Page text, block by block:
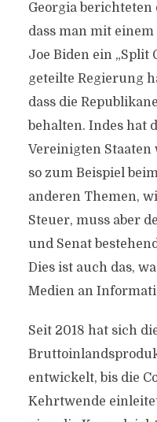
Georgia berichteten
dass man mit
Joe Biden ein „Split
geteilte Regierung
dass die
behalten. Indes hat
Vereinigten Staaten
so zum Beispiel
anderen Themen,
Steuer, muss aber
und Senat
Dies ist auch das,
Medien an
Seit 2018 hat sich
entwickelt, bis die
Kehrtwende